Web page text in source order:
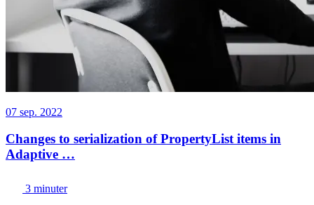
07 sep. 2022
Changes to serialization of PropertyList items in
Adaptive …
3 minuter